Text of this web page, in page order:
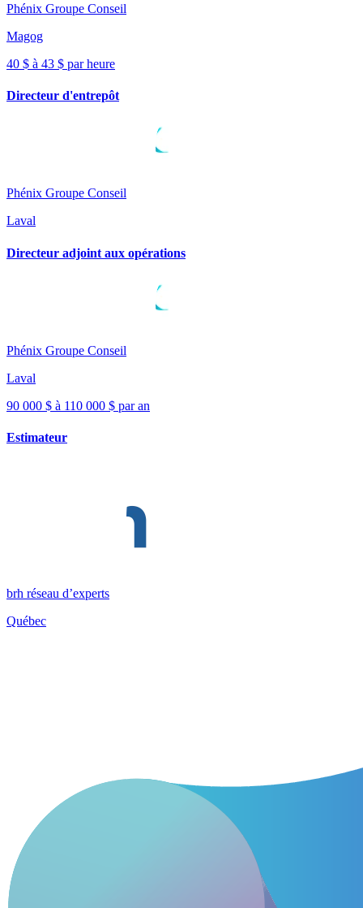
Phénix Groupe Conseil
Magog
40 $ à 43 $ par heure
Directeur d'entrepôt
Phénix Groupe Conseil
Laval
Directeur adjoint aux opérations
Phénix Groupe Conseil
Laval
90 000 $ à 110 000 $ par an
Estimateur
brh réseau d’experts
Québec